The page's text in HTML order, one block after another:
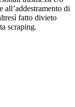
di
fatto divieto
scraping.